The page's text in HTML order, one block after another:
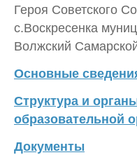
Героя Советского
с.Воскресенка
Волжский
Основные
Структура и
образовательной
Документы